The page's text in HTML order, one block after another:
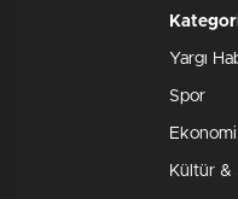
Yargı
Spor
Ekonomi
Kültür &